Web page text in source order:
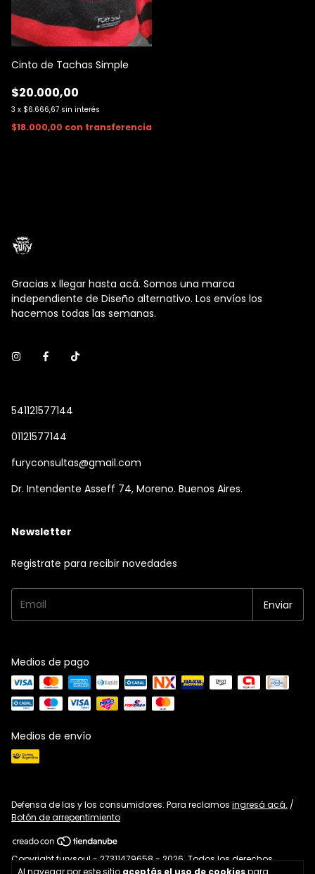
Al navegar por este sitio aceptás el uso de cookiespara
Cinto de Tachas Simple
$20.000,00
3 x $6.666,67 sin interés
$18.000,00 con transferencia
Gracias x llegar hasta acá. Somos una marca
independiente de Diseño alternativo. Los envíos los
hacemos todas las semanas.
541121577144
01121577144
furyconsultas@gmail.com
Dr. Intendente Asseff 74, Moreno. Buenos Aires.
Newsletter
Registrate para recibir novedades
Medios de pago
Medios de envío
Defensa de las y los consumidores. Para reclamos ingresá acá. /
Botón de arrepentimiento
Copyright furysoul - 27311479658 - 2026. Todos los derechos